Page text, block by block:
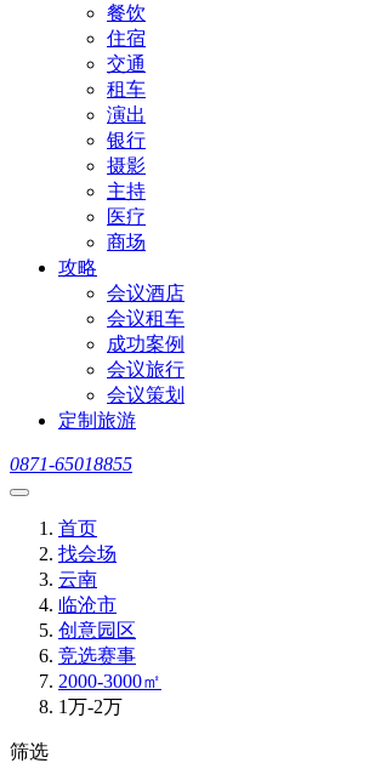
餐饮
住宿
交通
租车
演出
银行
摄影
主持
医疗
商场
攻略
会议酒店
会议租车
成功案例
会议旅行
会议策划
定制旅游
0871-65018855
首页
找会场
云南
临沧市
创意园区
竞选赛事
2000-3000㎡
1万-2万
筛选